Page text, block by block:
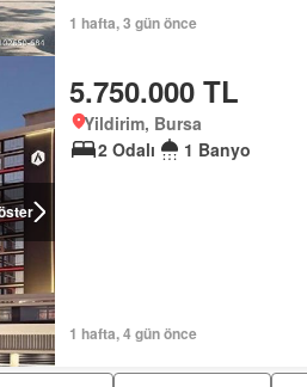
1 hafta, 3 gün önce
5.750.000 TL
Yildirim, Bursa
2 Odalı
1 Banyo
1 hafta, 4 gün önce